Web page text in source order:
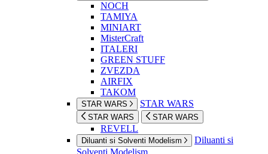
NOCH
TAMIYA
MINIART
MisterCraft
ITALERI
GREEN STUFF
ZVEZDA
AIRFIX
TAKOM
STAR WARS STAR WARS
STAR WARS STAR WARS
REVELL
Diluanti si Solventi Modelism
Diluanti si